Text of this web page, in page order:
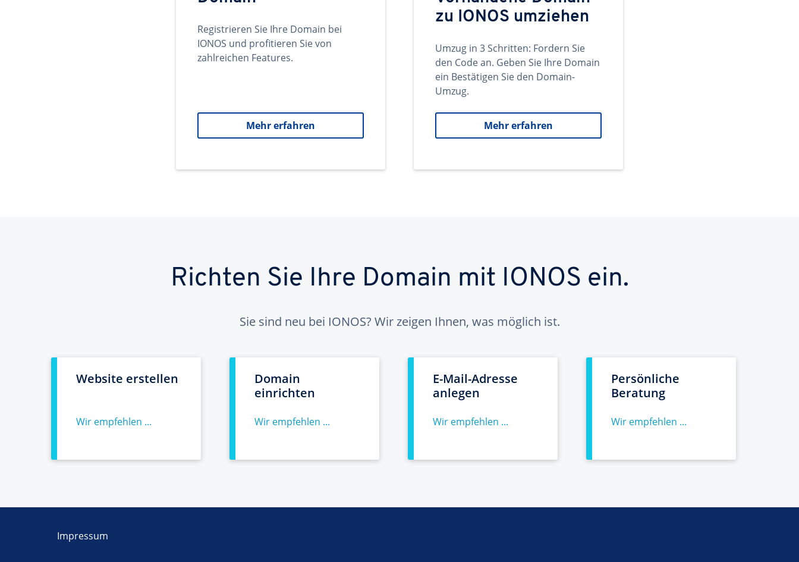
Registrieren Sie Ihre Domain bei
IONOS und profitieren Sie von
zahlreichen Features.
Mehr erfahren
zu IONOS umziehen
Umzug in 3 Schritten: Fordern Sie
den Code an. Geben Sie Ihre Domain
ein Bestätigen Sie den Domain-
Umzug.
Mehr erfahren
Richten Sie Ihre Domain mit IONOS ein.
Sie sind neu bei IONOS? Wir zeigen Ihnen, was möglich ist.
Website erstellen
Wir empfehlen ...
Domain
einrichten
Wir empfehlen ...
E-Mail-Adresse
anlegen
Wir empfehlen ...
Persönliche
Beratung
Wir empfehlen ...
Impressum